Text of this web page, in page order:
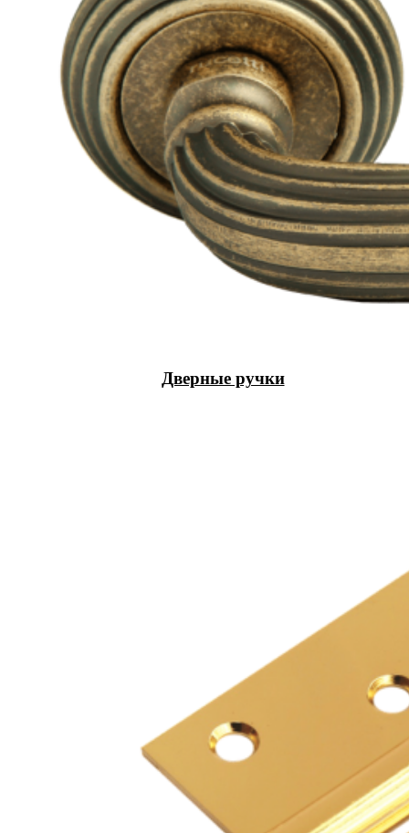
Дверные ручки